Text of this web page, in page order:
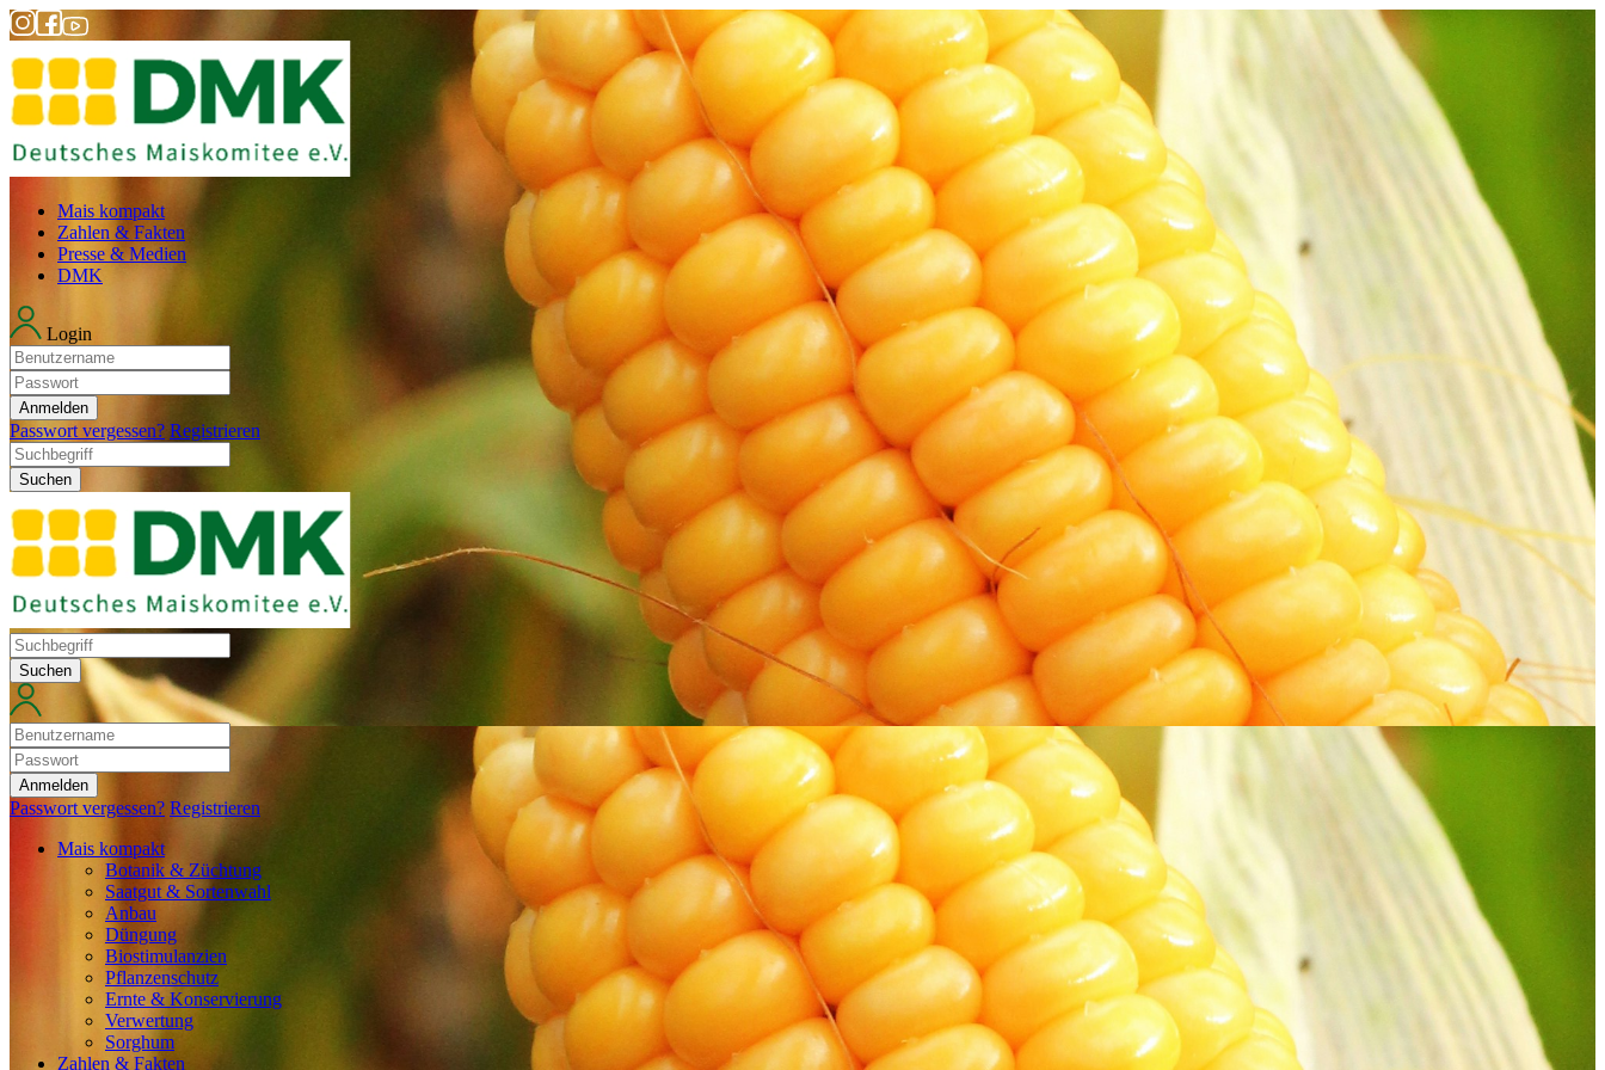
Mais kompakt
Zahlen & Fakten
Presse & Medien
DMK
Login
Anmelden
Passwort vergessen? Registrieren
Suchen
Suchen
Anmelden
Passwort vergessen? Registrieren
Mais kompakt
Botanik & Züchtung
Saatgut & Sortenwahl
Anbau
Düngung
Biostimulanzien
Pflanzenschutz
Ernte & Konservierung
Verwertung
Sorghum
Zahlen & Fakten